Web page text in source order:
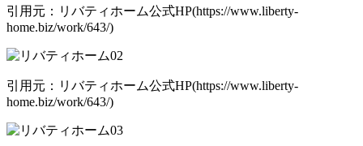
引用元：リバティホーム公式HP(https://www.liberty-
home.biz/work/643/)
引用元：リバティホーム公式HP(https://www.liberty-
home.biz/work/643/)